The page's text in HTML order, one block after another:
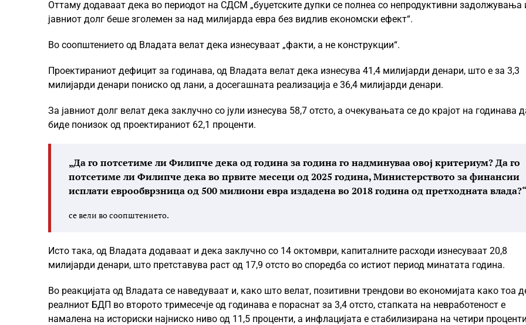
Оттаму додаваат дека во периодот на СДСМ „буџетските дупки се полнеа со непродуктивни задолжувања
јавниот долг беше зголемен за над милијарда евра без видлив економски ефект“.
Во соопштението од Владата велат дека изнесуваат „факти, а не конструкции“.
Проектираниот дефицит за годинава, од Владата велат дека изнесува 41,4 милијарди денари, што е за 3,3
милијарди денари пониско од лани, а досегашната реализација е 36,4 милијарди денари.
За јавниот долг велат дека заклучно со јули изнесува 58,7 отсто, а очекувањата се до крајот на годинава
биде понизок од проектираниот 62,1 проценти.
„Да го потсетиме ли Филипче дека од година за година го надминуваа овој критериум? Да го
потсетиме ли Филипче дека во првите месеци од 2025 година, Министерството за финансии
исплати еврообврзница од 500 милиони евра издадена во 2018 година од претходната
се вели во соопштението.
Исто така, од Владата додаваат и дека заклучно со 14 октомври, капиталните расходи изнесуваат 20,8
милијарди денари, што претставува раст од 17,9 отсто во споредба со истиот период минатата година.
Во реакцијата од Владата се наведуваат и, како што велат, позитивни трендови во економијата како тоа
реалниот БДП во второто тримесечје од годинава е пораснат за 3,4 отсто, стапката на невработеност е
намалена на историски најниско ниво од 11,5 проценти, а инфлацијата е стабилизирана на четири